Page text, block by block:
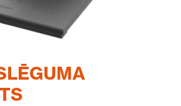
SV SV-FI LT